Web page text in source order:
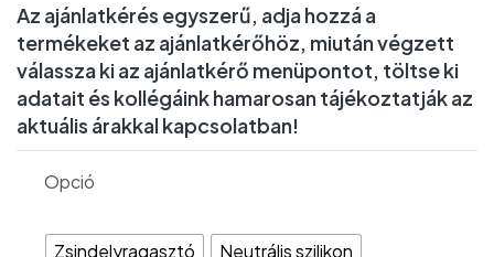
Az ajánlatkérés egyszerű, adja hozzá a
termékeket az ajánlatkérőhöz, miután végzett
válassza ki az ajánlatkérő menüpontot, töltse ki
adatait és kollégáink hamarosan tájékoztatják az
aktuális árakkal kapcsolatban!
Opció
Zsindelyragasztó
Neutrális szilikon